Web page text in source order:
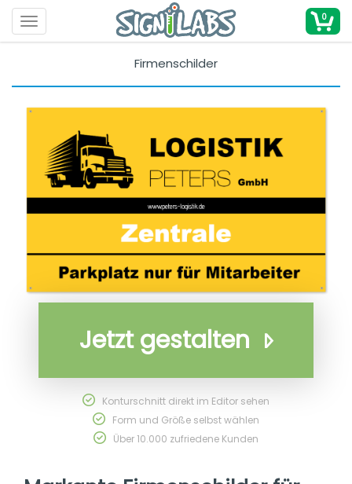
Toggle navigation 0
Firmenschilder
Jetzt gestalten
Konturschnitt direkt im Editor sehen
Form und Größe selbst wählen
Über 10.000 zufriedene Kunden